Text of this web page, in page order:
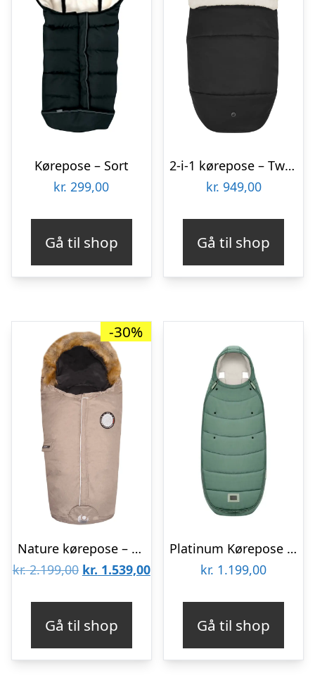
Kørepose – Sort
kr. 299,00
Gå til shop
2-i-1 kørepose – Twillic Black
kr. 949,00
Gå til shop
-30%
Nature kørepose – Sand
kr.2.199,00 Den
var:
kr. 2.199,00.
kr. 1.539,00Den
kr. 1.539,00.
Gå til shop
Platinum Kørepose – Leaf Green
kr. 1.199,00
Gå til shop